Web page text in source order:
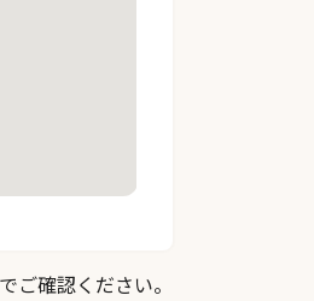
確認ください。